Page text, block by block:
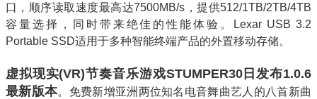
口，顺序读取速度最高达7500MB/s，提供512/1TB/2TB/4TB
容量选择，同时带来绝佳的性能体验。Lexar USB 3.2
Portable SSD适用于多种智能终端产品的外置移动存储。
虚拟现实(VR)节奏音乐游戏STUMPER30日发布1.0.6
最新版本。免费新增亚洲两位知名电音舞曲艺人的八首新曲